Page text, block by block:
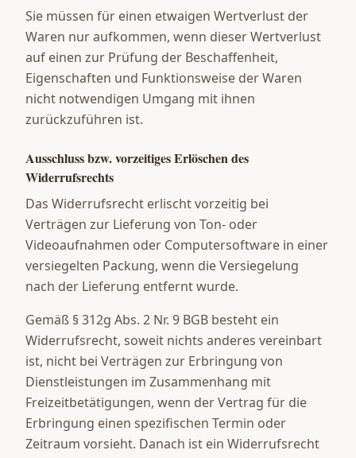
Sie müssen für einen etwaigen Wertverlust der
Waren nur aufkommen, wenn dieser Wertverlust
auf einen zur Prüfung der Beschaffenheit,
Eigenschaften und Funktionsweise der Waren
nicht notwendigen Umgang mit ihnen
zurückzuführen ist.
Ausschluss bzw. vorzeitiges Erlöschen des
Widerrufsrechts
Das Widerrufsrecht erlischt vorzeitig bei
Verträgen zur Lieferung von Ton- oder
Videoaufnahmen oder Computersoftware in einer
versiegelten Packung, wenn die Versiegelung
nach der Lieferung entfernt wurde.
Gemäß § 312g Abs. 2 Nr. 9 BGB besteht ein
Widerrufsrecht, soweit nichts anderes vereinbart
ist, nicht bei Verträgen zur Erbringung von
Dienstleistungen im Zusammenhang mit
Freizeitbetätigungen, wenn der Vertrag für die
Erbringung einen spezifischen Termin oder
Zeitraum vorsieht. Danach ist ein Widerrufsrecht